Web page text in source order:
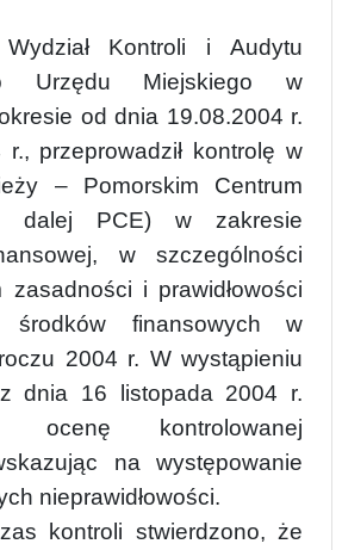
Kontroli i Audytu
Urzędu Miejskiego w
od dnia 19.08.2004 r.
przeprowadził kontrolę w
– Pomorskim Centrum
dalej PCE) w zakresie
w szczególności
zasadności i prawidłowości
środków finansowych w
2004 r. W wystąpieniu
dnia 16 listopada2004 r.
ocenę kontrolowanej
na występowanie
nieprawidłowości.
stwierdzono, że